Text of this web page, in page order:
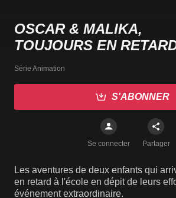
OSCAR & MALIKA,
TOUJOURS EN
Série Animation
S'ABONNER
Se connecter Partager
Les aventures de deux enfants qui
en retard à l'école en dépit de leurs
événement extraordinaire.